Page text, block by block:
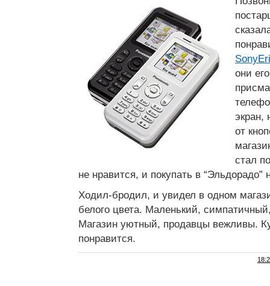
они
экран,
от
стал
не нравится, и покупать в “Эльдорадо”
Ходил-бродил, и увидел в одном
белого цвета. Маленький,
Магазин уютный, продавцы вежливы.
понравится.